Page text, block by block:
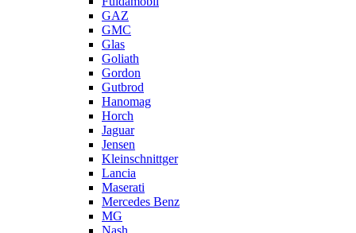
GAZ
GMC
Glas
Goliath
Gordon
Gutbrod
Hanomag
Horch
Jaguar
Jensen
Kleinschnittger
Lancia
Maserati
Mercedes Benz
MG
Nash